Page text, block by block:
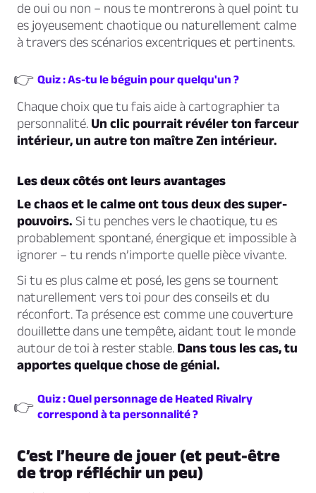
de oui ou non – nous te montrerons à quel point tu
es joyeusement chaotique ou naturellement calme
à travers des scénarios excentriques et pertinents.
👉 Quiz : As-tu le béguin pour quelqu'un ?
Chaque choix que tu fais aide à cartographier ta
personnalité. Un clic pourrait révéler ton farceur
intérieur, un autre ton maître Zen intérieur.
Les deux côtés ont leurs avantages
Le chaos et le calme ont tous deux des super-
pouvoirs. Si tu penches vers le chaotique, tu es
probablement spontané, énergique et impossible à
ignorer – tu rends n’importe quelle pièce vivante.
Si tu es plus calme et posé, les gens se tournent
naturellement vers toi pour des conseils et du
réconfort. Ta présence est comme une couverture
douillette dans une tempête, aidant tout le monde
autour de toi à rester stable. Dans tous les cas, tu
apportes quelque chose de génial.
👉 Quiz : Quel personnage de Heated Rivalry
correspond à ta personnalité ?
C’est l’heure de jouer (et peut-être
de trop réfléchir un peu)